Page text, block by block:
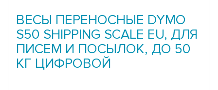
ВЕСЫ ПЕРЕНОСНЫЕ DYMO
S50 SHIPPING SCALE EU, ДЛЯ
ПИСЕМ И ПОСЫЛОК, ДО 50
КГ ЦИФРОВОЙ